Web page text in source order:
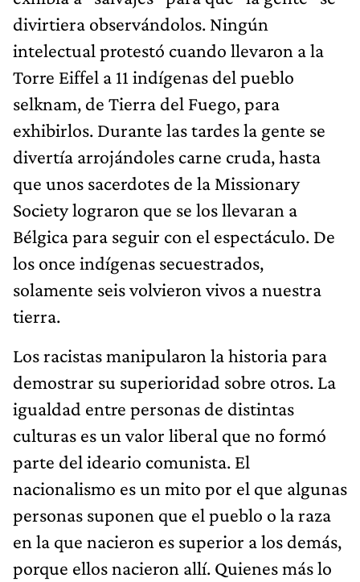
divirtiera observándolos. Ningún
intelectual protestó cuando llevaron a la
Torre Eiffel a 11 indígenas del pueblo
selknam, de Tierra del Fuego, para
exhibirlos. Durante las tardes la gente se
divertía arrojándoles carne cruda, hasta
que unos sacerdotes de la Missionary
Society lograron que se los llevaran a
Bélgica para seguir con el espectáculo. De
los once indígenas secuestrados,
solamente seis volvieron vivos a nuestra
tierra.
Los racistas manipularon la historia para
demostrar su superioridad sobre otros. La
igualdad entre personas de distintas
culturas es un valor liberal que no formó
parte del ideario comunista. El
nacionalismo es un mito por el que algunas
personas suponen que el pueblo o la raza
en la que nacieron es superior a los demás,
porque ellos nacieron allí. Quienes más lo